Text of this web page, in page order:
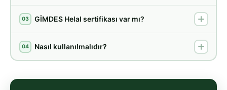
03 GİMDES Helal sertifikası var mı?
04 Nasıl kullanılmalıdır?